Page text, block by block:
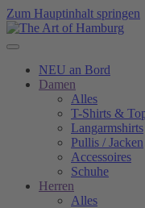
Zum Hauptinhalt springen
NEU an Bord
Damen
Alles
T-Shirts &
Langarmshirts
Pullis / Jacken
Accessoires
Schuhe
Herren
Alles